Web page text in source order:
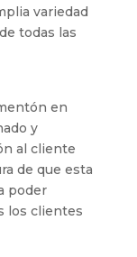
variedad
todas las
en
y
al cliente
de que esta
poder
los clientes